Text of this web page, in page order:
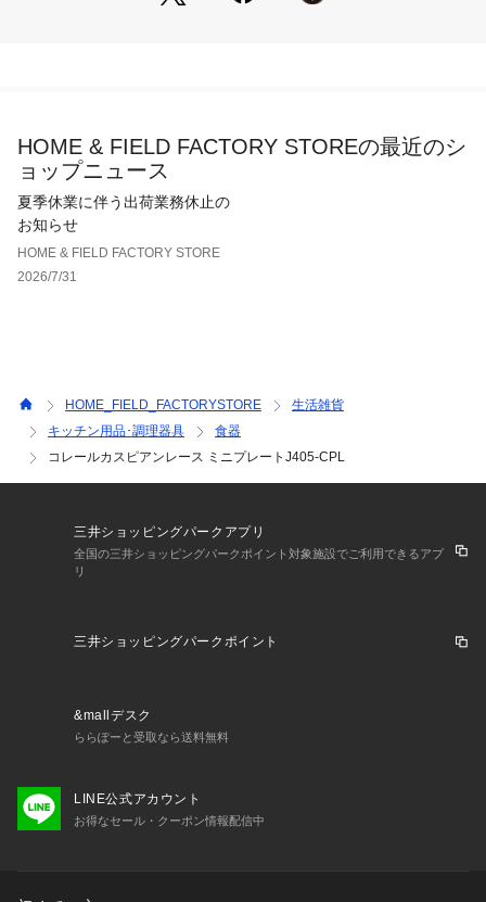
ァベットを除いたJから始まる品番』を検索窓に入れることで
HOME & FIELD FACTORY STOREの最近のシ
ョップニュース
夏季休業に伴う出荷業務休止の
お知らせ
HOME & FIELD FACTORY STORE
2026/7/31
HOME_FIELD_FACTORYSTORE
生活雑貨
キッチン用品･調理器具
食器
コレールカスピアンレース ミニプレートJ405-CPL
三井ショッピングパークアプリ
全国の三井ショッピングパークポイント対象施設でご利用できるアプ
リ
三井ショッピングパークポイント
&mallデスク
ららぽーと受取なら送料無料
LINE公式アカウント
お得なセール・クーポン情報配信中